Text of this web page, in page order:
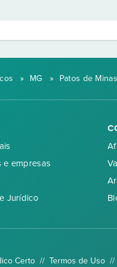
» MG » Patos de Minas
e empresas
Jurídico
Certo // Termos de Uso//